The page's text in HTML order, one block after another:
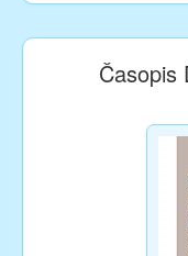
Časopis